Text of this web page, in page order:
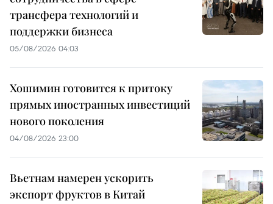
трансфера технологий и
поддержки бизнеса
05/08/2026 04:03
Хошимин готовится к притоку
прямых иностранных инвестиций
нового поколения
04/08/2026 23:00
Вьетнам намерен ускорить
экспорт фруктов в Китай